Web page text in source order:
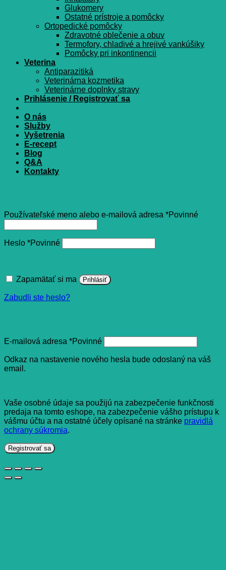
Glukomery
Ostatné prístroje a pomôcky
Ortopedické pomôcky
Zdravotné oblečenie a obuv
Termofory, chladivé a hrejivé vankúšiky
Pomôcky pri inkontinencii
Veterina
Antiparazitiká
Veterinárna kozmetika
Veterinárne doplnky stravy
Prihlásenie / Registrovať sa
O nás
Služby
Vyšetrenia
E-recept
Blog
Q&A
Kontakty
Používateľské meno alebo e-mailová adresa *Povinné
Heslo *Povinné
Zapamätať si ma Prihlásiť
Zabudli ste heslo?
E-mailová adresa *Povinné
Odkaz na nastavenie nového hesla bude odoslaný na váš
email.
Vaše osobné údaje sa použijú na zabezpečenie funkčnosti
predaja na tomto eshope, na zabezpečenie vášho prístupu k
vášmu účtu a na ostatné účely opísané na stránke pravidlá
ochrany súkromia.
Registrovať sa